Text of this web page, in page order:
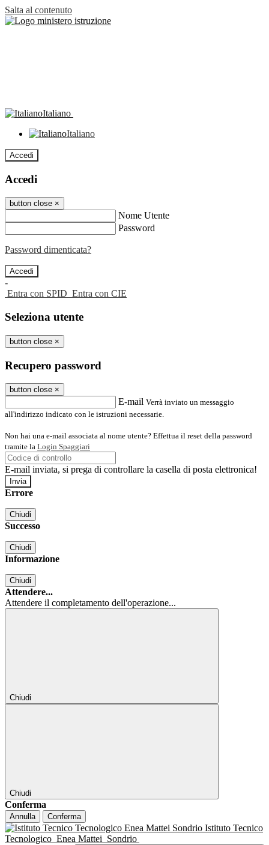
Salta al contenuto
Italiano
Italiano
Accedi
Accedi
button close ×
Nome Utente
Password
Password dimenticata?
-
Entra con SPID Entra con CIE
Seleziona utente
button close ×
Recupero password
button close ×
E-mail Verrà inviato un messaggio
all'indirizzo indicato con le istruzioni necessarie.
Non hai una e-mail associata al nome utente? Effettua il reset della password
tramite la Login Spaggiari
E-mail inviata, si prega di controllare la casella di posta elettronica!
Errore
Chiudi
Successo
Chiudi
Informazione
Chiudi
Attendere...
Attendere il completamento dell'operazione...
Chiudi
Chiudi
Conferma
Annulla Conferma
Istituto Tecnico
Tecnologico Enea Mattei Sondrio